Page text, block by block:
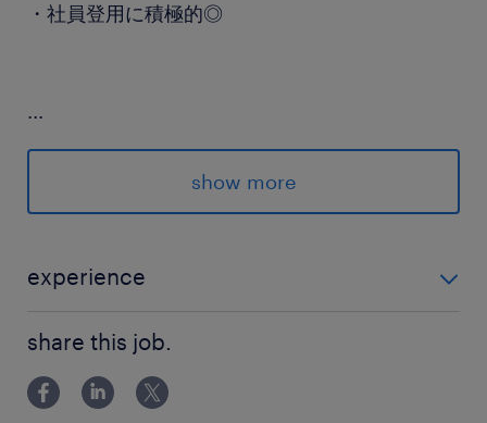
・社員登用に積極的◎
...
～詳細は、お電話にて～
★派遣登録はスマホで簡単『電話/オンライン面
★登録後のランスタッドとのやり取りはLINEでス
派遣先の特徴
暮らしの安心を届け、地域の「おいしい」をつな
show more
experience
share this job.